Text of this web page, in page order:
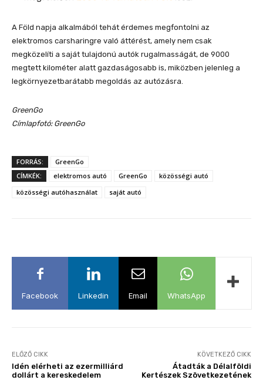
A Föld napja alkalmából tehát érdemes megfontolni az
elektromos carsharingre való áttérést, amely nem csak
megközelíti a saját tulajdonú autók rugalmasságát, de 9000
megtett kilométer alatt gazdaságosabb is, miközben jelenleg a
legkörnyezetbarátabb megoldás az autózásra.
GreenGo
Címlapfotó: GreenGo
FORRÁS:
GreenGo
CÍMKÉK:
elektromos autó GreenGo
közösségi autó
közösségi autóhasználat
saját autó
Facebook Linkedin Email WhatsApp
ELŐZŐ CIKK
Idén elérheti az ezermilliárd
dollárt a kereskedelem
KÖVETKEZŐ CIKK
Átadták a Délalföldi
Kertészek Szövetkezetének